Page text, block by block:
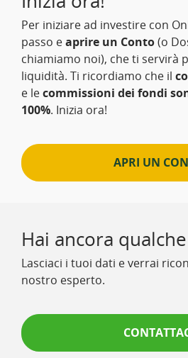
Per iniziare ad investire con
passo eaprire un Conto(o
chiamiamo noi), che ti servirà
liquidità. Ti ricordiamo che il
e lecommissioni dei fondi
100%. Inizia ora!
APRI UN
Hai ancora
Lasciaci i tuoi dati e verrai
nostro esperto.